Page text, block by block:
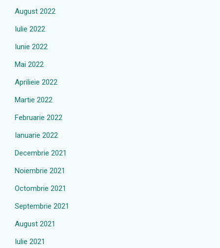
August 2022
Iulie 2022
Iunie 2022
Mai 2022
Aprilieie 2022
Martie 2022
Februarie 2022
Ianuarie 2022
Decembrie 2021
Noiembrie 2021
Octombrie 2021
Septembrie 2021
August 2021
Iulie 2021